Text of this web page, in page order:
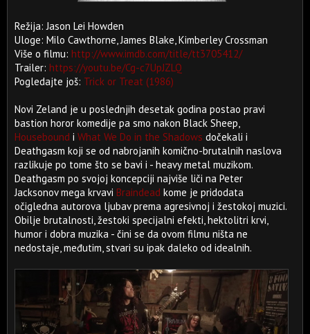
Režija: Jason Lei Howden
Uloge: Milo Cawthorne, James Blake, Kimberley Crossman
Više o filmu: http://www.imdb.com/title/tt3705412/
Trailer: https://youtu.be/Cg-c7UpJZLQ
Pogledajte još: Trick or Treat (1986)
Novi Zeland je u poslednjih desetak godina postao pravi
bastion horor komedije pa smo nakon Black Sheep,
Housebound i What We Do in the Shadows dočekali i
Deathgasm koji se od nabrojanih komično-brutalnih naslova
razlikuje po tome što se bavi i - heavy metal muzikom.
Deathgasm po svojoj koncepciji najviše liči na Peter
Jacksonov mega krvavi Braindead kome je pridodata
očigledna autorova ljubav prema agresivnoj i žestokoj muzici.
Obilje brutalnosti, žestoki specijalni efekti, hektolitri krvi,
humor i dobra muzika - čini se da ovom filmu ništa ne
nedostaje, međutim, stvari su ipak daleko od idealnih.